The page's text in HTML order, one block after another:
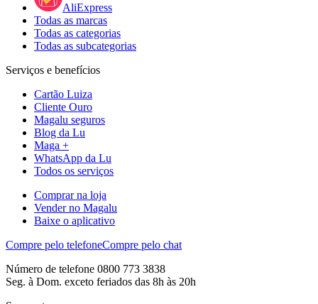
AliExpress
Todas as marcas
Todas as categorias
Todas as subcategorias
Serviços e benefícios
Cartão Luiza
Cliente Ouro
Magalu seguros
Blog da Lu
Maga +
WhatsApp da Lu
Todos os serviços
Comprar na loja
Vender no Magalu
Baixe o aplicativo
Compre pelo telefoneCompre pelo chat
Número de telefone 0800 773 3838
Seg. à Dom. exceto feriados das 8h às 20h